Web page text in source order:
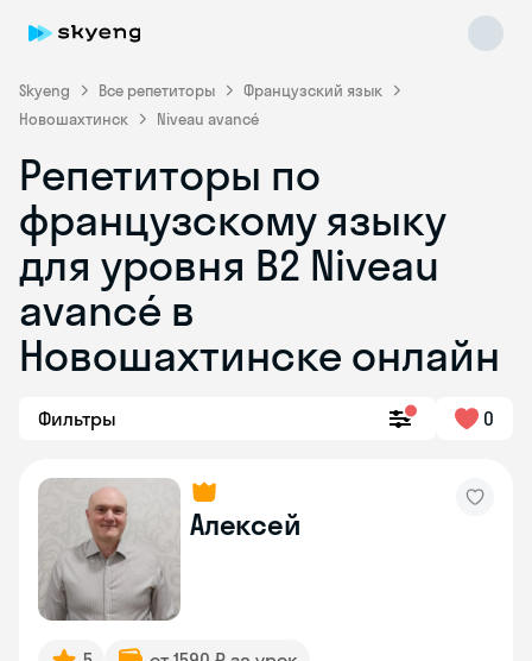
Skyeng Все репетиторы
Французский язык
Новошахтинск
Niveau avancé
Репетиторы по
французскому языку
для уровня B2 Niveau
avancé в
Новошахтинске онлайн
Фильтры 0
Алексей
Skyeng Chat